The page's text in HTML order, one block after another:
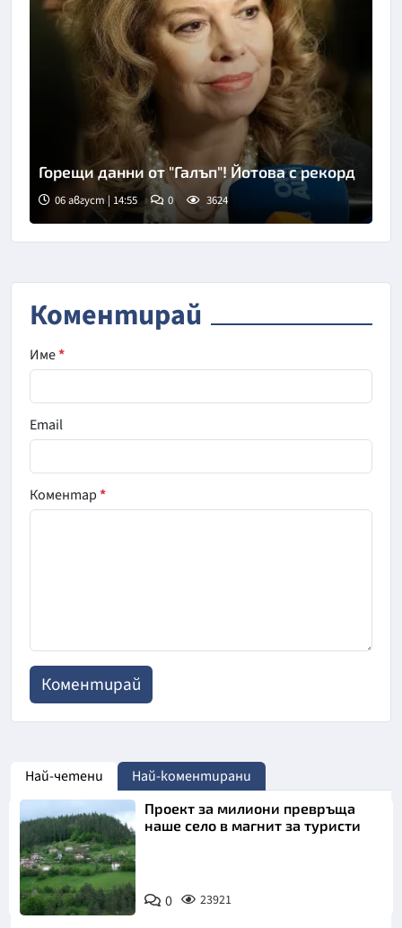
Снимка: БГНЕС
Горещи данни от "Галъп"! Йотова с рекорд
06 август | 14:55 0 3624
Коментирай
Име*
Email
Коментар*
Най-четени Най-коментирани
Проект за милиони превръща
наше село в магнит за туристи
0 23921